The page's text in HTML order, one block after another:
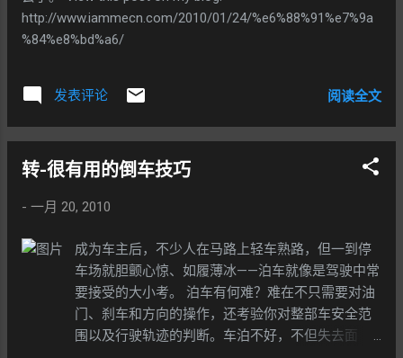
http://www.iammecn.com/2010/01/24/%e6%88%91%e7%9a
%84%e8%bd%a6/
发表评论 阅读全文
转-很有用的倒车技巧
- 一月 20, 2010
成为车主后，不少人在马路上轻车熟路，但一到停
车场就胆颤心惊、如履薄冰——泊车就像是驾驶中常
要接受的大小考。 泊车有何难？难在不只需要对油
门、刹车和方向的操作，还考验你对整部车安全范
围以及行驶轨迹的判断。车泊不好，不但失去面